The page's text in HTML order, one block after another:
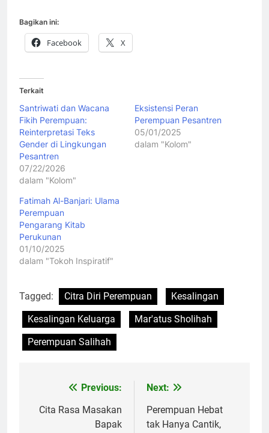
Bagikan ini:
Facebook X
Terkait
Santriwati dan Wacana
Fikih Perempuan:
Reinterpretasi Teks
Gender di Lingkungan
Pesantren
07/22/2026
dalam "Kolom"
Eksistensi Peran
Perempuan Pesantren
05/01/2025
dalam "Kolom"
Fatimah Al-Banjari: Ulama
Perempuan
Pengarang Kitab
Perukunan
01/10/2025
dalam "Tokoh Inspiratif"
Tagged: Citra Diri Perempuan
Kesalingan
Kesalingan Keluarga
Mar'atus Sholihah
Perempuan Salihah
Navigasi
pos
Previous:
Cita Rasa Masakan
Bapak
Next:
Perempuan Hebat
tak Hanya Cantik,